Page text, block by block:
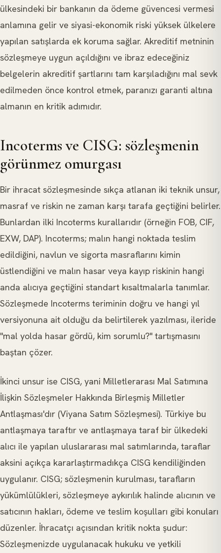
ülkesindeki bir bankanın da ödeme güvencesi vermesi
anlamına gelir ve siyasi-ekonomik riski yüksek ülkelere
yapılan satışlarda ek koruma sağlar. Akreditif metninin
sözleşmeye uygun açıldığını ve ibraz edeceğiniz
belgelerin akreditif şartlarını tam karşıladığını mal sevk
edilmeden önce kontrol etmek, paranızı garanti altına
almanın en kritik adımıdır.
Incoterms ve CISG: sözleşmenin
görünmez omurgası
Bir ihracat sözleşmesinde sıkça atlanan iki teknik unsur,
masraf ve riskin ne zaman karşı tarafa geçtiğini belirler.
Bunlardan ilki Incoterms kurallarıdır (örneğin FOB, CIF,
EXW, DAP). Incoterms; malın hangi noktada teslim
edildiğini, navlun ve sigorta masraflarını kimin
üstlendiğini ve malın hasar veya kayıp riskinin hangi
anda alıcıya geçtiğini standart kısaltmalarla tanımlar.
Sözleşmede Incoterms teriminin doğru ve hangi yıl
versiyonuna ait olduğu da belirtilerek yazılması, ileride
"mal yolda hasar gördü, kim sorumlu?" tartışmasını
baştan çözer.
İkinci unsur ise CISG, yani Milletlerarası Mal Satımına
İlişkin Sözleşmeler Hakkında Birleşmiş Milletler
Antlaşması'dır (Viyana Satım Sözleşmesi). Türkiye bu
antlaşmaya taraftır ve antlaşmaya taraf bir ülkedeki
alıcı ile yapılan uluslararası mal satımlarında, taraflar
aksini açıkça kararlaştırmadıkça CISG kendiliğinden
uygulanır. CISG; sözleşmenin kurulması, tarafların
yükümlülükleri, sözleşmeye aykırılık halinde alıcının ve
satıcının hakları, ödeme ve teslim koşulları gibi konuları
düzenler. İhracatçı açısından kritik nokta şudur:
Sözleşmenizde uygulanacak hukuku ve yetkili